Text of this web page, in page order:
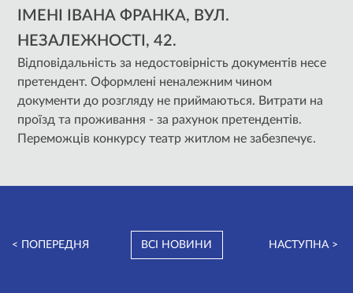
ІМЕНІ ІВАНА ФРАНКА, ВУЛ.
НЕЗАЛЕЖНОСТІ, 42.
Відповідальність за недостовірність документів несе
претендент. Оформлені неналежним чином
документи до розгляду не приймаються. Витрати на
проїзд та проживання - за рахунок претендентів.
Переможців конкурсу театр житлом не забезпечує.
< ПОПЕРЕДНЯ ВСІ НОВИНИ НАСТУПНА >